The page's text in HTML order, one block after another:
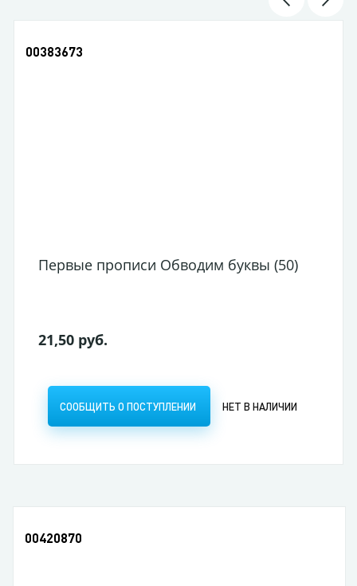
00383673
Первые прописи Обводим буквы (50)
21,50 руб.
СООБЩИТЬ О ПОСТУПЛЕНИИ НЕТ В НАЛИЧИИ
00420870